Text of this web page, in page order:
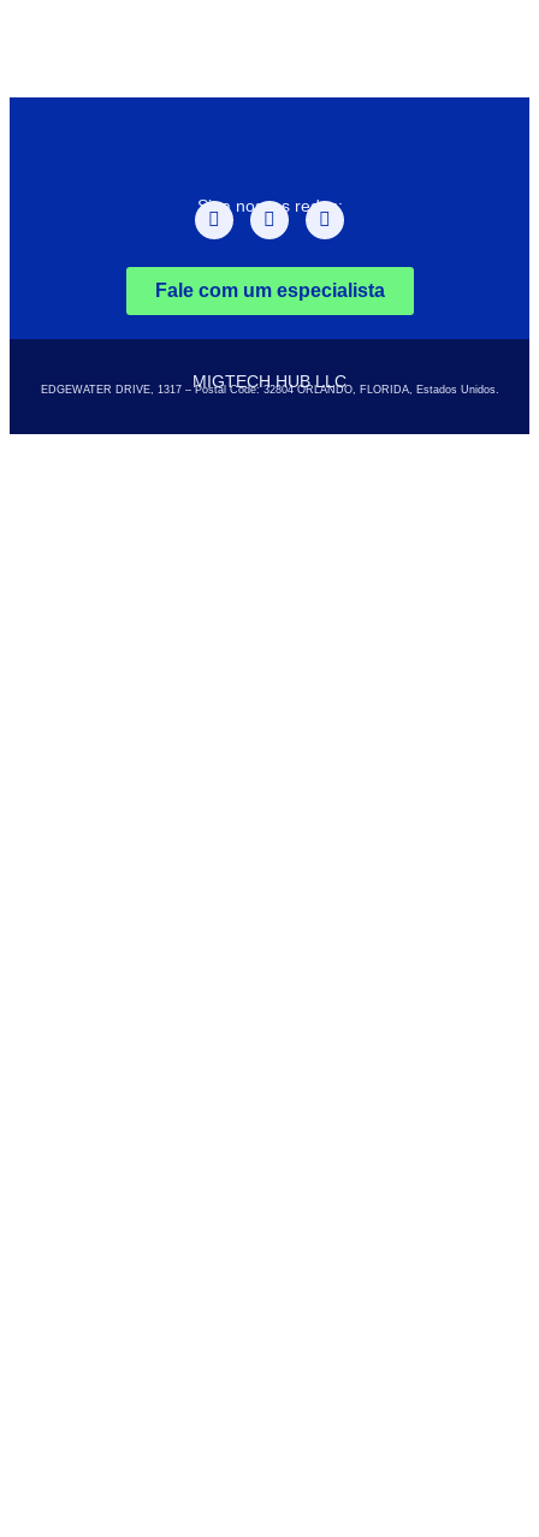
Siga nossas redes:
Fale com um especialista
MIGTECH HUB LLC
EDGEWATER DRIVE, 1317 – Postal Code: 32804ORLANDO, FLORIDA, Estados Unidos.